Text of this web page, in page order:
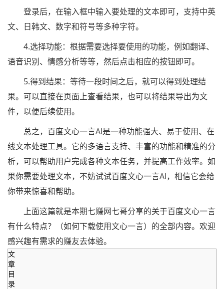
登录后，在输入框中输入要处理的文本即可，支持中英
文、日韩文、数字和符号等多种字符。
4.选择功能：根据需要选择要使用的功能，例如翻译、
语音识别、情感分析等等，然后点击相应的按钮即可。
5.得到结果：等待一段时间之后，就可以得到处理结
果。可以直接在页面上查看结果，也可以将结果导出为文
件，以便后续使用。
总之，百度文心一言AI是一种功能强大、易于使用、在
线文本处理工具。它的多语言支持、丰富的功能和精准的分
析，可以帮助用户完成各种文本任务，并提高工作效率。如
果你需要处理文本，不妨试试百度文心一言AI，相信它会给
你带来惊喜和帮助。
上面这篇就是本期七赚网七哥分享的关于百度文心一言
有什么特点？（如何下载使用文心一言）的全部内容。欢迎
感兴趣有需求的赚友去体验。
文
章
目
录